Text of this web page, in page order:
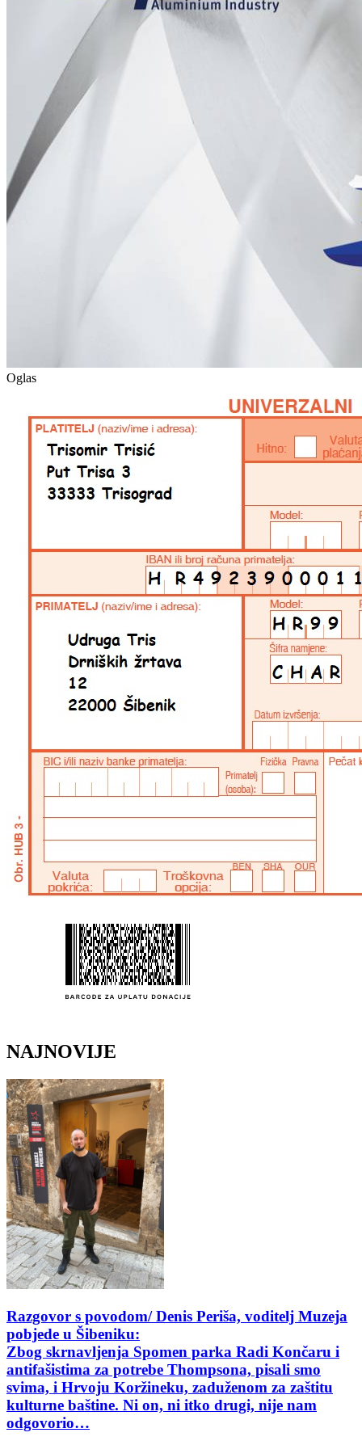
Oglas
NAJNOVIJE
Razgovor s povodom/ Denis Periša, voditelj Muzeja
pobjede u Šibeniku:
Zbog skrnavljenja Spomen parka Radi Končaru i
antifašistima za potrebe Thompsona, pisali smo
svima, i Hrvoju Koržineku, zaduženom za zaštitu
kulturne baštine. Ni on, ni itko drugi, nije nam
odgovorio…